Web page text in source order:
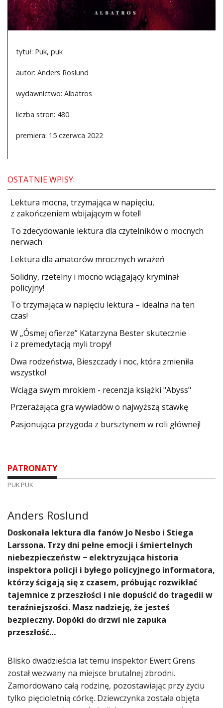
tytuł: Puk, puk
autor: Anders Roslund
wydawnictwo: Albatros
liczba stron: 480
premiera: 15 czerwca 2022
OSTATNIE WPISY:
​Lektura mocna, trzymająca w napięciu,
z zakończeniem wbijającym w fotel!
​To zdecydowanie lektura dla czytelników o mocnych
nerwach
Lektura dla amatorów mrocznych wrażeń
Solidny, rzetelny i mocno wciągający kryminał
policyjny!
​To trzymająca w napięciu lektura – idealna na ten
czas!
W „Ósmej ofierze” Katarzyna Bester skutecznie
i z premedytacją myli tropy!
Dwa rodzeństwa, Bieszczady i noc, która zmieniła
wszystko!
Wciąga swym mrokiem - recenzja książki "Abyss"
​Przerażająca gra wywiadów o najwyższą stawkę
Pasjonująca przygoda z bursztynem w roli głównej!
PATRONATY
PUK PUK
Anders Roslund
​Doskonała lektura dla fanów Jo Nesbo i Stiega
Larssona. Trzy dni pełne emocji i śmiertelnych
niebezpieczeństw − elektryzująca historia
inspektora policji i byłego policyjnego informatora,
którzy ścigają się z czasem, próbując rozwikłać
tajemnice z przeszłości i nie dopuścić do tragedii w
teraźniejszości. Masz nadzieję, że jesteś
bezpieczny. Dopóki do drzwi nie zapuka
przeszłość…
Blisko dwadzieścia lat temu inspektor Ewert Grens
został wezwany na miejsce brutalnej zbrodni.
Zamordowano całą rodzinę, pozostawiając przy życiu
tylko pięcioletnią córkę. Dziewczynka została objęta